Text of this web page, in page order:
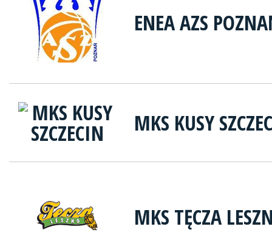
ENEA AZS
MKS KUSY
MKS TĘCZA